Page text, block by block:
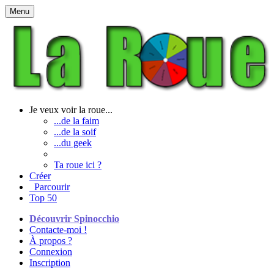
Menu
Je veux voir la roue...
...de la faim
...de la soif
...du geek
Ta roue ici ?
Créer
Parcourir
Top 50
Découvrir Spinocchio
Contacte-moi !
À propos ?
Connexion
Inscription